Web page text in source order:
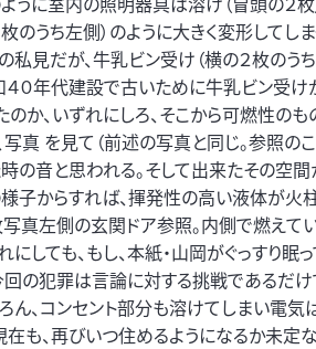
のうち左側）のように大きく変形して
見だが、牛乳ビン受け（横の２枚の
０年代建設で古いために牛乳ビン受
のか、いずれにしろ、そこから可燃性の
写真 を見て（前述の写真と同じ。参照
の音と思われる。そして出来たその空
子からすれば、揮発性の高い液体が
真左側の玄関ドア参照。内側で燃えて
にしても、もし、本紙・山岡がぐっす
の犯罪は言論に対する挑戦であるだ
、コンセント部分も溶けてしまい電気
も、再びいつ住めるようになるか未定